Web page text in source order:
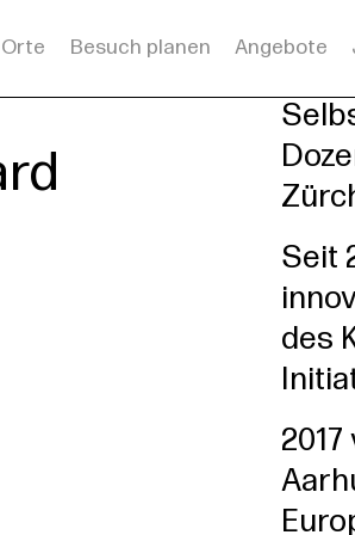
Orte Besuch planen Angebote
Seit
des